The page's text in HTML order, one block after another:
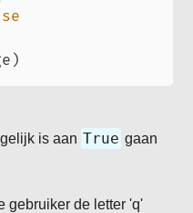
)
gelijk is aan True gaan
gebruiker de letter 'q'